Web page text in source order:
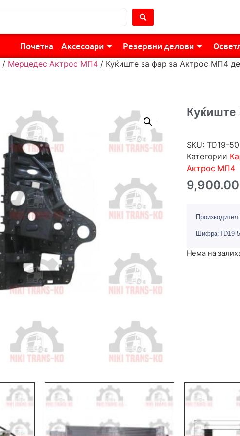
Почетна Аксесоари Резервни делови
/ Мерцедес Актрос МП4 / Куќиште за фар за Актрос МП4
SKU: TD19-
Категории
Актрос МП4
9,900.00
Шифра:TD19-
Нема на